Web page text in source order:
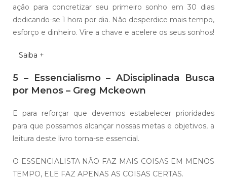
ação para concretizar seu primeiro sonho em 30 dias
dedicando-se 1 hora por dia. Não desperdice mais tempo,
esforço e dinheiro. Vire a chave e acelere os seus sonhos!
Saiba +
5 – Essencialismo – ADisciplinada Busca
por Menos – Greg Mckeown
E para reforçar que devemos estabelecer prioridades
para que possamos alcançar nossas metas e objetivos, a
leitura deste livro torna-se essencial.
O ESSENCIALISTA NÃO FAZ MAIS COISAS EM MENOS
TEMPO, ELE FAZ APENAS AS COISAS CERTAS.